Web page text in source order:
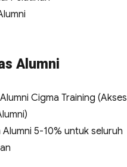
Alumni
Cigma Training (Akses
Alumni 5-10% untuk seluruh